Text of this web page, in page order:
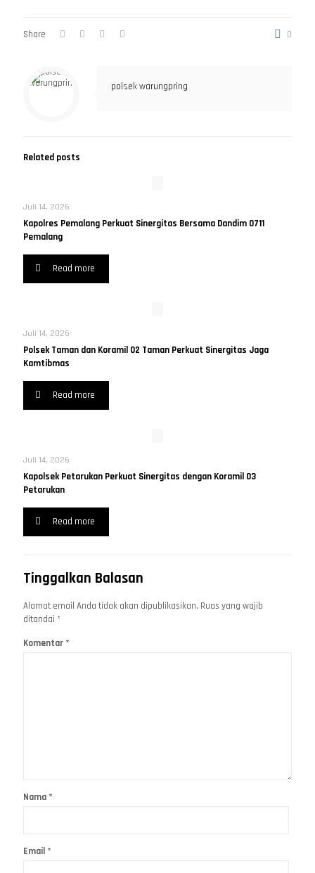
Share 0
polsek warungpring
Related posts
Juli 14, 2026
Kapolres Pemalang Perkuat Sinergitas Bersama Dandim 0711
Pemalang
Read more
Juli 14, 2026
Polsek Taman dan Koramil 02 Taman Perkuat Sinergitas Jaga
Kamtibmas
Read more
Juli 14, 2026
Kapolsek Petarukan Perkuat Sinergitas dengan Koramil 03
Petarukan
Read more
Tinggalkan Balasan
Alamat email Anda tidak akan dipublikasikan. Ruas yang wajib
ditandai *
Komentar *
Nama *
Email *